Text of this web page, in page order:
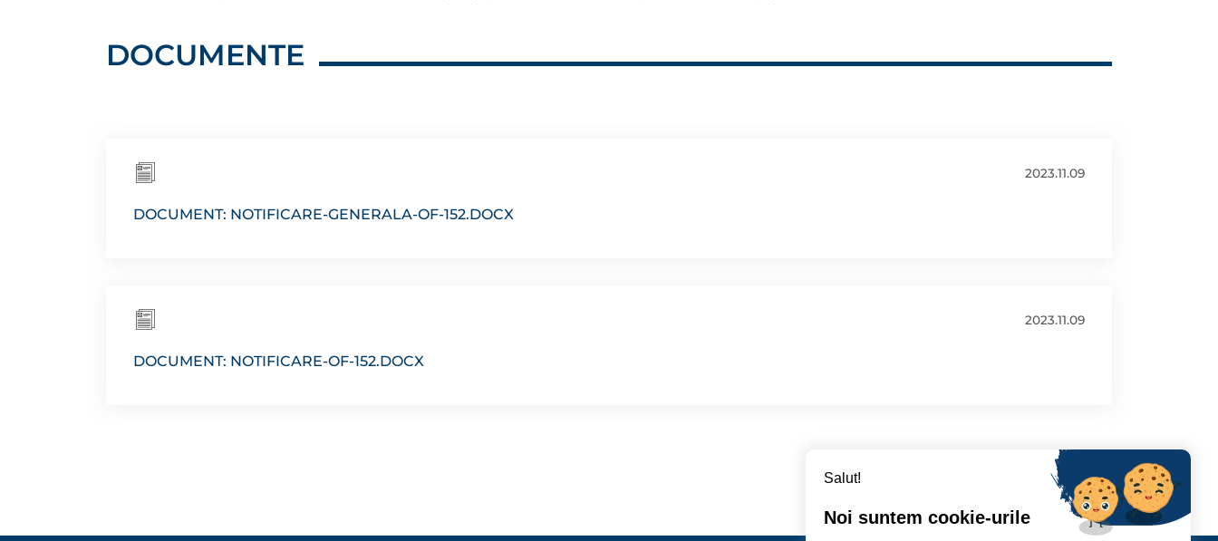
DOCUMENTE
2023.11.09
DOCUMENT: NOTIFICARE-GENERALA-OF-152.DOCX
2023.11.09
DOCUMENT: NOTIFICARE-OF-152.DOCX
Salut!
Noi suntem cookie-urile